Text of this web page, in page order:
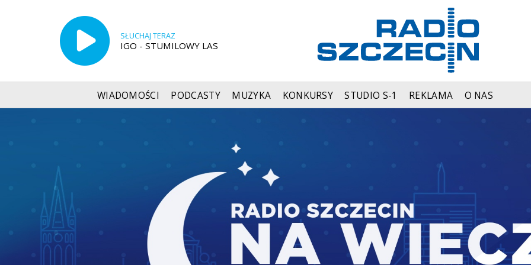
SŁUCHAJ TERAZ
IGO - STUMILOWY LAS
WIADOMOŚCI PODCASTY MUZYKA KONKURSY STUDIO S-1 REKLAMA O NAS